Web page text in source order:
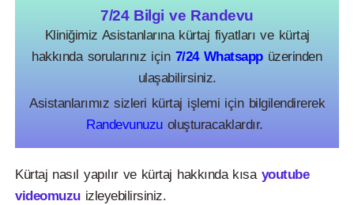
7/24 Bilgi ve Randevu
Kliniğimiz Asistanlarına kürtaj fiyatları ve kürtaj
hakkında sorularınız için 7/24 Whatsappüzerinden
ulaşabilirsiniz.
Asistanlarımız sizleri kürtaj işlemi için bilgilendirerek
Randevunuzuoluşturacaklardır.
Kürtaj nasıl yapılır ve kürtaj hakkında kısa youtube
videomuzuizleyebilirsiniz.